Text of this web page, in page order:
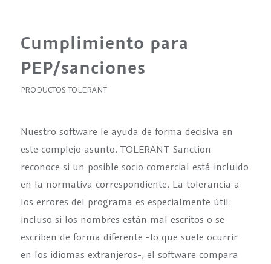
Cumplimiento para
PEP/sanciones
PRODUCTOS TOLERANT
Nuestro software le ayuda de forma decisiva en
este complejo asunto. TOLERANT Sanction
reconoce si un posible socio comercial está incluido
en la normativa correspondiente. La tolerancia a
los errores del programa es especialmente útil:
incluso si los nombres están mal escritos o se
escriben de forma diferente -lo que suele ocurrir
en los idiomas extranjeros-, el software compara